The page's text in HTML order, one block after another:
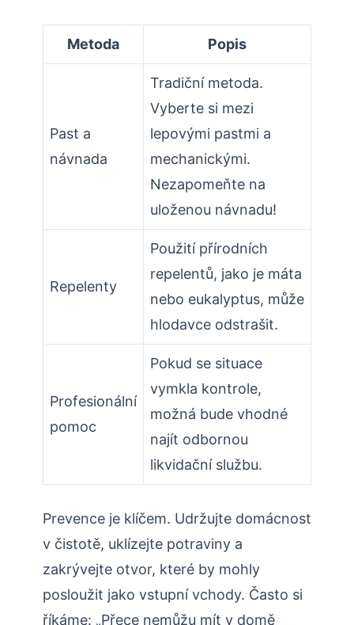
Metoda Popis
Past a
návnada
Tradiční metoda.
Vyberte ⁣si mezi
lepovými pastmi ‍a
mechanickými.
Nezapomeňte na
uloženou ​návnadu!
Repelenty
Použití přírodních
repelentů, jako je máta
nebo eukalyptus, může
hlodavce odstrašit.
Profesionální⁤
pomoc
Pokud ⁤se situace
vymkla kontrole,
možná bude vhodné
najít odbornou
likvidační službu.
Prevence je klíčem. Udržujte domácnost
v ‌čistotě, uklízejte potraviny a
zakrývejte otvor, které by​ mohly
posloužit jako vstupní ‌vchody. Často si
říkáme: „Přece nemůžu ‌mít v domě